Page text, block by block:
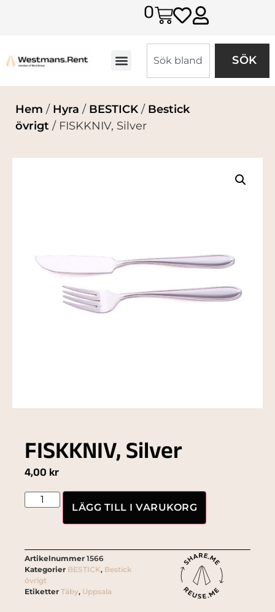
0
SÖK
Hem / Hyra / BESTICK / Bestick
övrigt / FISKKNIV, Silver
FISKKNIV, Silver
4,00 kr
LÄGG TILL I VARUKORG
Artikelnummer 1566
Kategorier BESTICK, Bestick
övrigt
Etiketter Täby, Uppsala